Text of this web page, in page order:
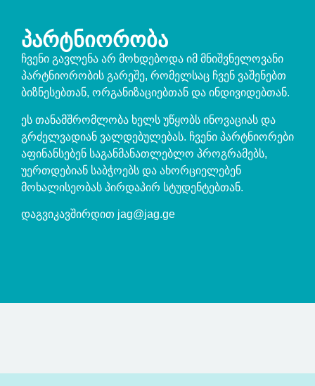
ᲞᲐᲠᲢᲜᲘᲝᲠᲝᲑᲐ
ჩვენი გავლენა არ მოხდებოდა იმ მნიშვნელოვანი
პარტნიორობის გარეშე, რომელსაც ჩვენ ვაშენებთ
ბიზნესებთან, ორგანიზაციებთან და ინდივიდებთან.
ეს თანამშრომლობა ხელს უწყობს ინოვაციას და
გრძელვადიან ვალდებულებას. ჩვენი პარტნიორები
აფინანსებენ საგანმანათლებლო პროგრამებს,
უერთდებიან საბჭოებს და ახორციელებენ
მოხალისეობას პირდაპირ სტუდენტებთან.
დაგვიკავშირდით jag@jag.ge